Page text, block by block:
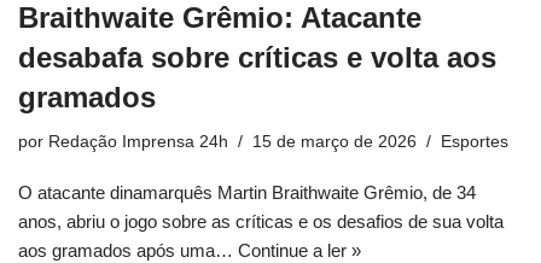
Braithwaite Grêmio: Atacante
desabafa sobre críticas e volta aos
gramados
por Redação Imprensa 24h 15 de março de 2026 Esportes
O atacante dinamarquês Martin Braithwaite Grêmio, de 34
anos, abriu o jogo sobre as críticas e os desafios de sua volta
aos gramados após uma… Continue a ler »